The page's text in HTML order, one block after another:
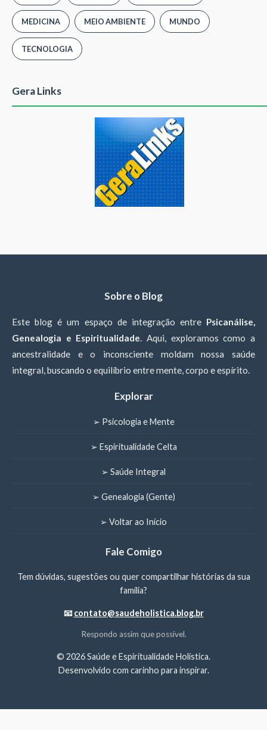
MEDICINA MEIO AMBIENTE MUNDO
TECNOLOGIA
Gera Links
Sobre o Blog
Este blog é um espaço de integração entre Psicanálise,
Genealogia e Espiritualidade. Aqui, exploramos como a
ancestralidade e o inconsciente moldam nossa saúde
integral, buscando o equilíbrio entre mente, corpo e espírito.
Explorar
➢ Psicologia e Mente
➢ Espiritualidade Celta
➢ Saúde Integral
➢ Genealogia (Gente)
➢ Voltar ao Início
Fale Comigo
Tem dúvidas, sugestões ou quer compartilhar histórias da sua
família?
📧 contato@saudeholistica.blog.br
Respondo assim que possível.
© 2026 Saúde e Espiritualidade Holística.
Desenvolvido com carinho para inspirar.